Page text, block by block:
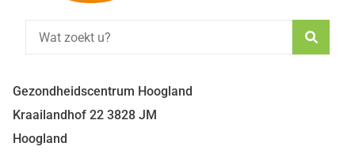
Gezondheidscentrum Hoogland
Kraailandhof 22 3828 JM
Hoogland